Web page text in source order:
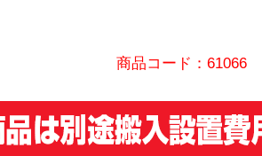
商品コード：61066